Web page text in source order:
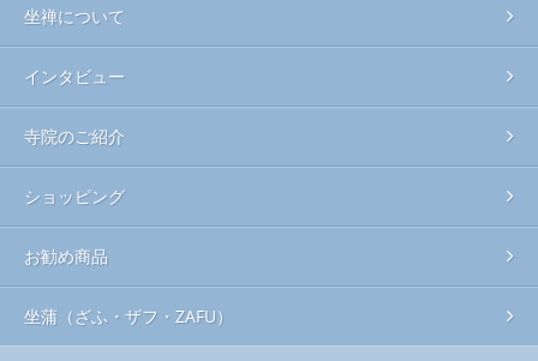
坐禅について
インタビュー
寺院のご紹介
ショッピング
お勧め商品
坐蒲（ざふ・ザフ・ZAFU）